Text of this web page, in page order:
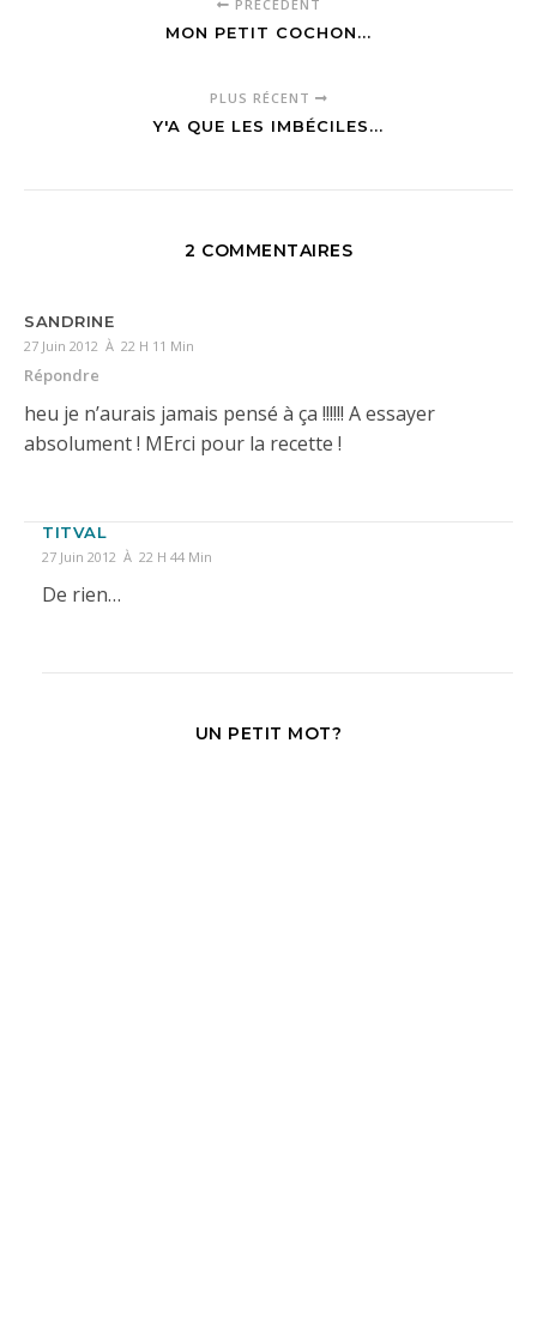
PRÉCÉDENT
MON PETIT COCHON...
PLUS RÉCENT
Y'A QUE LES IMBÉCILES...
2 COMMENTAIRES
SANDRINE
27 Juin 2012 À 22 H 11 Min
Répondre
heu je n’aurais jamais pensé à ça !!!!!! A essayer
absolument ! MErci pour la recette !
TITVAL
27 Juin 2012 À 22 H 44 Min
De rien…
UN PETIT MOT?